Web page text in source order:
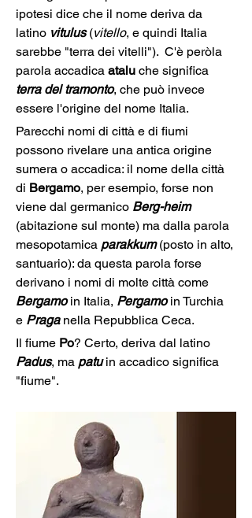
ipotesi dice che il nome deriva da
latino vitulus (vitello, e quindi Italia
sarebbe "terra dei vitelli").  C'è peròla
parola accadica atalu che significa
terra del tramonto, che può invece
essere l'origine del nome Italia.
Parecchi nomi di città e di fiumi
possono rivelare una antica origine
sumera o accadica: il nome della città
di Bergamo, per esempio, forse non
viene dal germanico Berg-heim
(abitazione sul monte) ma dalla parola
mesopotamica parakkum (posto in alto,
santuario): da questa parola forse
derivano i nomi di molte città come
Bergamo in Italia, Pergamo in Turchia
e Praga nella Repubblica Ceca.
Il fiume Po? Certo, deriva dal latino
Padus, ma patu in accadico significa
"fiume".